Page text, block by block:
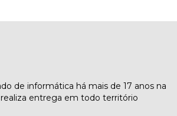
de informática há mais de 17 anos na
entrega em todo território